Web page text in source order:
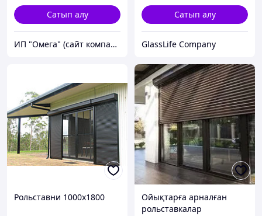
Сатып алу
ИП "Омега" (сайт компании)
Сатып алу
GlassLife Company
Рольставни 1000х1800
Ойықтарға арналған
рольставкалар